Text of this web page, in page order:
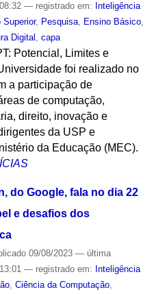
— registrado em: Inteligência
Superior, Pesquisa, Ensino Básico,
Digital capa
Potencial, Limites e
foi realizado no
a participação de
de computação,
direito, inovação e
da USP e
da Educação (MEC).
do Google, fala no dia 22
e desafios dos
09/08/2023 — última
— registrado em: Inteligência
, Ciência da Computação,